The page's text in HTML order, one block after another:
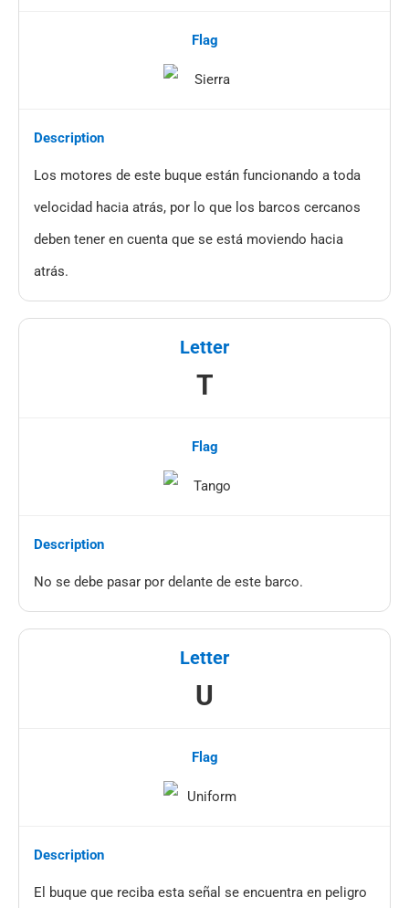
Los motores de este buque están funcionando a toda
velocidad hacia atrás, por lo que los barcos cercanos
deben tener en cuenta que se está moviendo hacia
atrás.
T
No se debe pasar por delante de este barco.
U
El buque que reciba esta señal se encuentra en peligro